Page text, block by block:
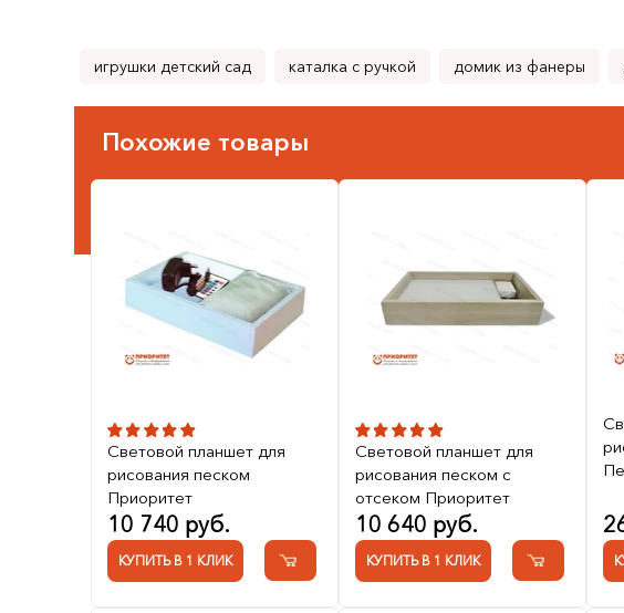
игрушки детский сад каталка с ручкой домик из фанеры
Похожие товары
Световой планшет для
рисования песком
Приоритет
10 740 руб.
КУПИТЬ В 1 КЛИК
Световой планшет для
рисования песком с
отсеком Приоритет
10 640 руб.
КУПИТЬ В 1 КЛИК